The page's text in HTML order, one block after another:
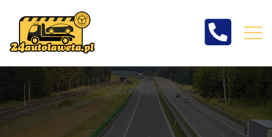
Pomoc drogowa
Autostrada A12